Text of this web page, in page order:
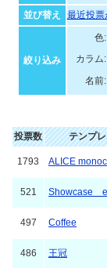
並び替え
最近投票
絞り込み
色:
カラム:
名前:
投票数 テンプ
1793 ALICE
521 Showcase
497 Coffee
486 王冠